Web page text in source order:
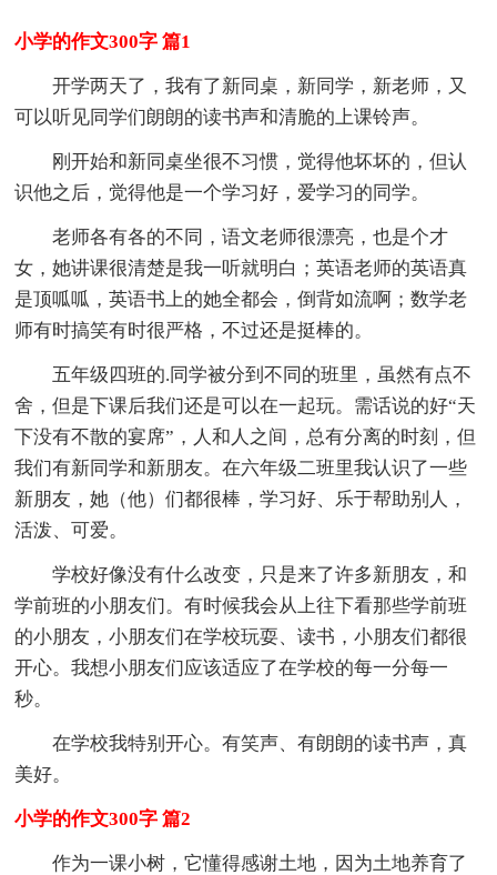
小学的作文300字 篇1
开学两天了，我有了新同桌，新同学，新老师，又
可以听见同学们朗朗的读书声和清脆的上课铃声。
刚开始和新同桌坐很不习惯，觉得他坏坏的，但认
识他之后，觉得他是一个学习好，爱学习的同学。
老师各有各的不同，语文老师很漂亮，也是个才
女，她讲课很清楚是我一听就明白；英语老师的英语真
是顶呱呱，英语书上的她全都会，倒背如流啊；数学老
师有时搞笑有时很严格，不过还是挺棒的。
五年级四班的.同学被分到不同的班里，虽然有点不
舍，但是下课后我们还是可以在一起玩。需话说的好“天
下没有不散的宴席”，人和人之间，总有分离的时刻，但
我们有新同学和新朋友。在六年级二班里我认识了一些
新朋友，她（他）们都很棒，学习好、乐于帮助别人，
活泼、可爱。
学校好像没有什么改变，只是来了许多新朋友，和
学前班的小朋友们。有时候我会从上往下看那些学前班
的小朋友，小朋友们在学校玩耍、读书，小朋友们都很
开心。我想小朋友们应该适应了在学校的每一分每一
秒。
在学校我特别开心。有笑声、有朗朗的读书声，真
美好。
小学的作文300字 篇2
作为一课小树，它懂得感谢土地，因为土地养育了